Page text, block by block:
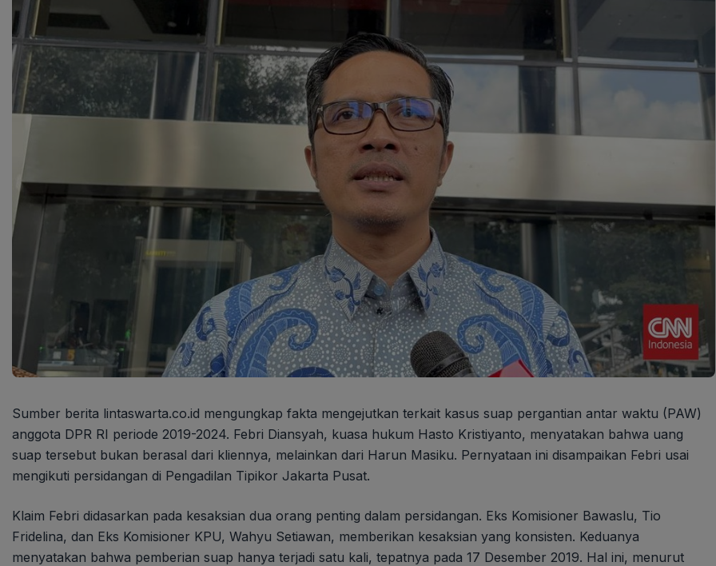
Sumber berita lintaswarta.co.id mengungkap fakta mengejutkan terkait kasus suap pergantian antar waktu (PAW)
anggota DPR RI periode 2019-2024. Febri Diansyah, kuasa hukum Hasto Kristiyanto, menyatakan bahwa uang
suap tersebut bukan berasal dari kliennya, melainkan dari Harun Masiku. Pernyataan ini disampaikan Febri usai
mengikuti persidangan di Pengadilan Tipikor Jakarta Pusat.
Klaim Febri didasarkan pada kesaksian dua orang penting dalam persidangan. Eks Komisioner Bawaslu, Tio
Fridelina, dan Eks Komisioner KPU, Wahyu Setiawan, memberikan kesaksian yang konsisten. Keduanya
menyatakan bahwa pemberian suap hanya terjadi satu kali, tepatnya pada 17 Desember 2019. Hal ini, menurut